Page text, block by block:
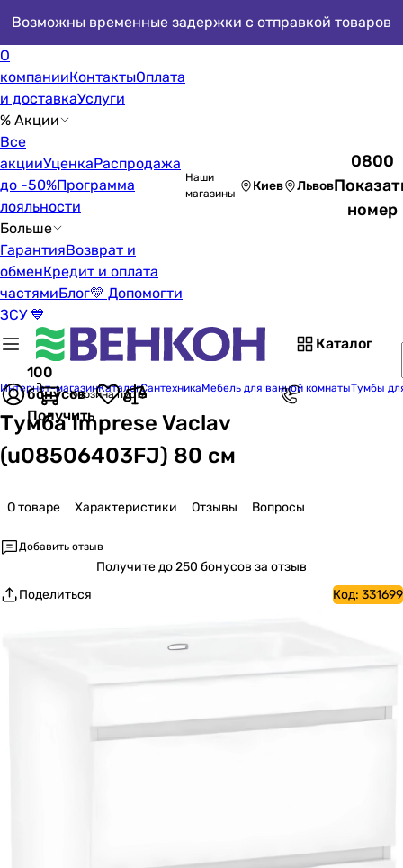
Возможны временные задержки с отправкой товаров
О
компанииКонтактыОплата
и доставкаУслуги
% Акции
Все
акцииУценкаРаспродажа
до -50%Программа
лояльности
Больше
ГарантияВозврат и
обменКредит и оплата
частямиБлог💛 Допомогти
ЗСУ 💙
Наши
магазины
Киев Львов
0800
номер
Каталог
100
бонусов
Получить
Корзина пуста
Интернет-магазинКаталогСантехникаМебель для ванной комнатыТумбы
Тумба Imprese Vaclav
(u08506403FJ) 80 см
О товаре Характеристики Отзывы Вопросы
Добавить отзыв
Получитедо 250 бонусов за отзыв
Поделиться
Код: 331699